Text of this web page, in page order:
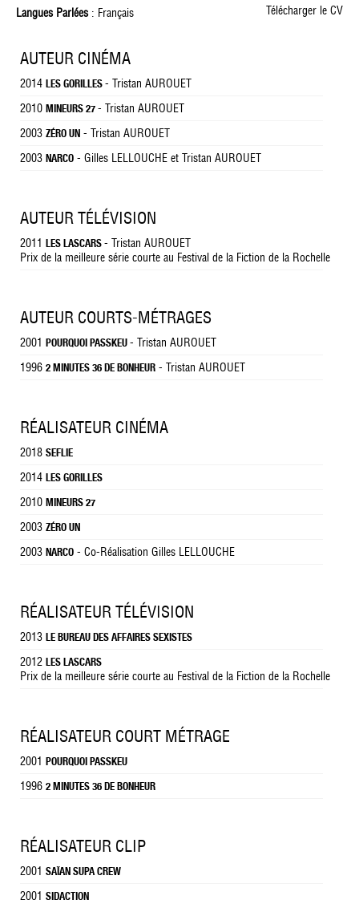
Langues Parlées: Français Télécharger le CV
AUTEUR CINÉMA
2014 LES GORILLES - Tristan AUROUET
2010 MINEURS 27 - Tristan AUROUET
2003 ZÉRO UN - Tristan AUROUET
2003 NARCO - Gilles LELLOUCHE et Tristan AUROUET
AUTEUR TÉLÉVISION
2011 LES LASCARS - Tristan AUROUET
Prix de la meilleure série courte au Festival de la Fiction de la Rochelle
AUTEUR COURTS-MÉTRAGES
2001 POURQUOI PASSKEU - Tristan AUROUET
1996 2 MINUTES 36 DE BONHEUR - Tristan AUROUET
RÉALISATEUR CINÉMA
2018 SEFLIE
2014 LES GORILLES
2010 MINEURS 27
2003 ZÉRO UN
2003 NARCO - Co-Réalisation Gilles LELLOUCHE
RÉALISATEUR TÉLÉVISION
2013 LE BUREAU DES AFFAIRES SEXISTES
2012 LES LASCARS
Prix de la meilleure série courte au Festival de la Fiction de la Rochelle
RÉALISATEUR COURT MÉTRAGE
2001 POURQUOI PASSKEU
1996 2 MINUTES 36 DE BONHEUR
RÉALISATEUR CLIP
2001 SAÏAN SUPA CREW
2001 SIDACTION